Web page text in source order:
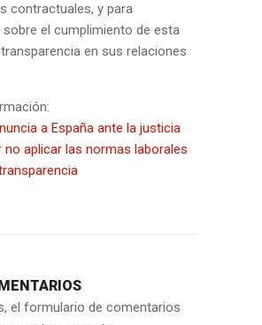
contractuales, y para
el cumplimiento de esta
en sus relaciones
a España ante la justicia
no aplicar las normas laborales
el formulario de comentarios